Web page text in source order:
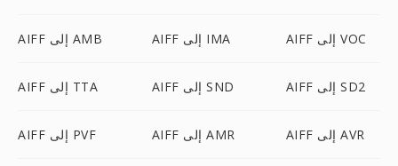
AIFF إلى AMB AIFF إلى IMA AIFF إلى VOC
AIFF إلى TTA AIFF إلى SND AIFF إلى SD2
AIFF إلى PVF AIFF إلى AMR AIFF إلى AVR